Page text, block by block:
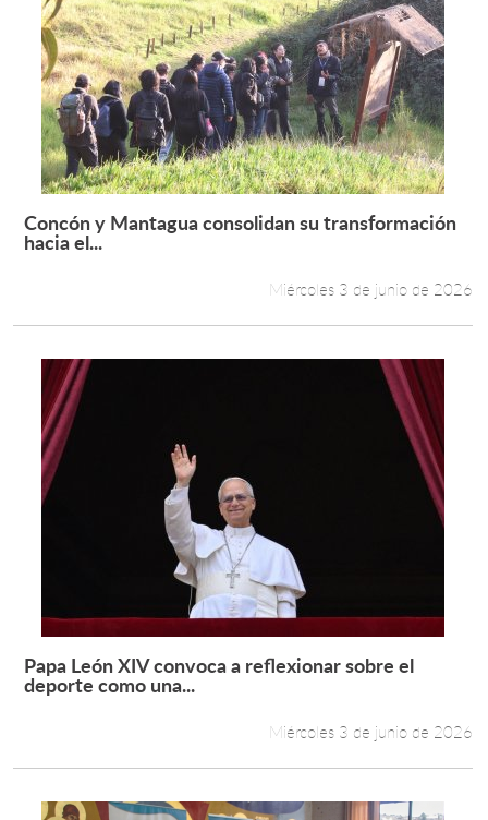
Leer más +
Concón y Mantagua consolidan su transformación
hacia el...
Miércoles 3 de junio de 2026
Leer más +
Papa León XIV convoca a reflexionar sobre el
deporte como una...
Miércoles 3 de junio de 2026